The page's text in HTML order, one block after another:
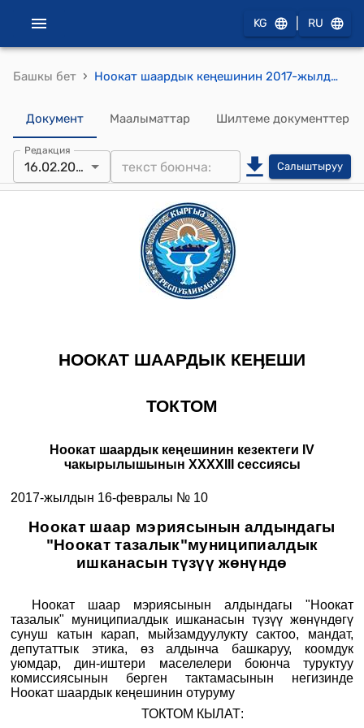
KG RU
Башкы бет › Ноокат шаардык кеңешинин 2017-жылдын 16-февралындагы № 10 "Ноокат шаар мэриясынын алдындагы "Ноокат тазалык"муниципиалдык ишканасын түзүү жөнүндө" токтому
Документ Маалыматтар Шилтеме документтер
Редакция
16.02.2017 Салыштыруу